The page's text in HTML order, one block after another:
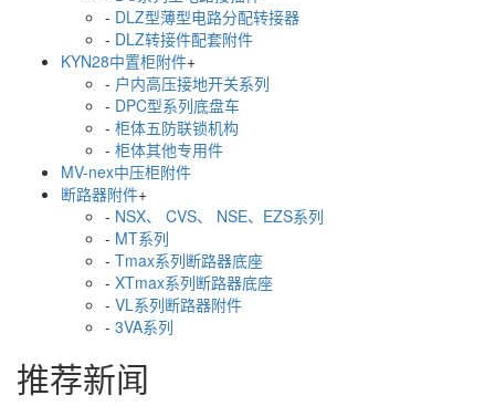
- DLZ型薄型电路分配转接器
- DLZ转接件配套附件
KYN28中置柜附件+
- 户内高压接地开关系列
- DPC型系列底盘车
- 柜体五防联锁机构
- 柜体其他专用件
MV-nex中压柜附件
断路器附件+
- NSX、 CVS、 NSE、EZS系列
- MT系列
- Tmax系列断路器底座
- XTmax系列断路器底座
- VL系列断路器附件
- 3VA系列
推荐新闻